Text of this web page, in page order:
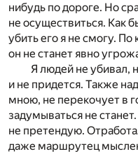
нибудь по дороге. Но
не осуществиться. Как
убить его я не смогу.
он не станет явно
Я людей не убивал,
и не придется. Также
мною, не перекочует в
задумываться не
не претендую.
даже маршрутец